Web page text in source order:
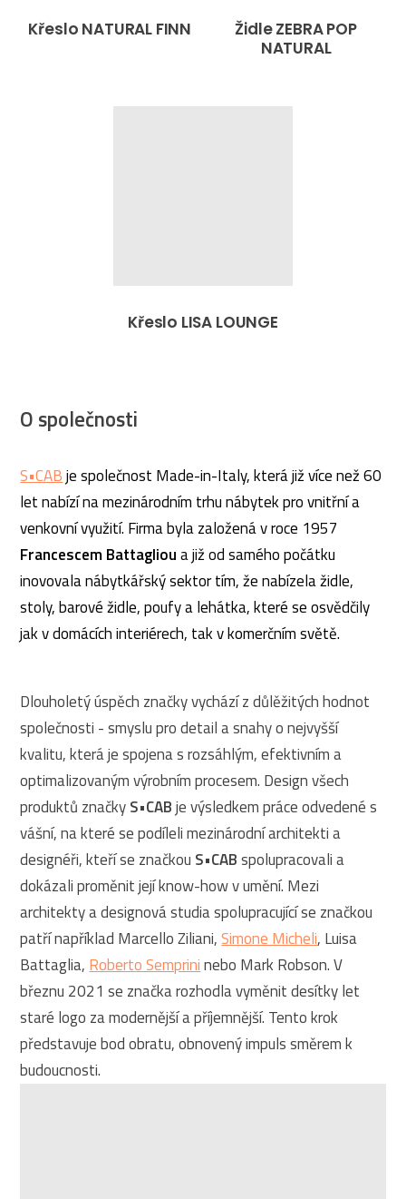
Křeslo NATURAL FINN
Židle ZEBRA POP
NATURAL
Křeslo LISA LOUNGE
O společnosti
S•CABje společnost Made-in-Italy, která již více než 60
let nabízí na mezinárodním trhu nábytek pro vnitřní a
venkovní využití. Firma byla založená v roce 1957
Francescem Battaglioua již od samého počátku
inovovala nábytkářský sektor tím, že nabízela židle,
stoly, barové židle, poufy a lehátka, které se osvědčily
jak v domácích interiérech, tak v komerčním světě.
Dlouholetý úspěch značky vychází z důlěžitých hodnot
společnosti - smyslu pro detail a snahy o nejvyšší
kvalitu, která je spojena s rozsáhlým, efektivním a
optimalizovaným výrobním procesem. Design všech
produktů značkyS•CABje výsledkem práce odvedené s
vášní, na které se podíleli mezinárodní architekti a
designéři, kteří se značkou S•CABspolupracovali a
dokázali proměnit její know-how ​​v umění. Mezi
architekty a designová studia spolupracující se značkou
patří například Marcello Ziliani,Simone Micheli, Luisa
Battaglia, Roberto Semprininebo Mark Robson. V
březnu 2021 se značka rozhodla vyměnit desítky let
staré logo za modernější a příjemnější. Tento krok
představuje bod obratu, obnovený impuls směrem k
budoucnosti.